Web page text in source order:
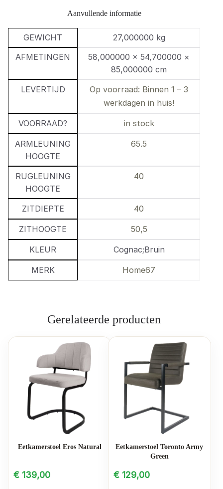
Aanvullende informatie
GEWICHT
27,000000 kg
AFMETINGEN
58,000000 × 54,700000 ×
85,000000 cm
LEVERTIJD
Op voorraad: Binnen 1 – 3
werkdagen in huis!
VOORRAAD? in stock
ARMLEUNING
HOOGTE
65.5
RUGLEUNING
HOOGTE
40
ZITDIEPTE 40
ZITHOOGTE 50,5
KLEUR Cognac;Bruin
MERK Home67
Gerelateerde producten
Eetkamerstoel Eros Natural
€ 139,00
Eetkamerstoel Toronto Army
Green
€129,00